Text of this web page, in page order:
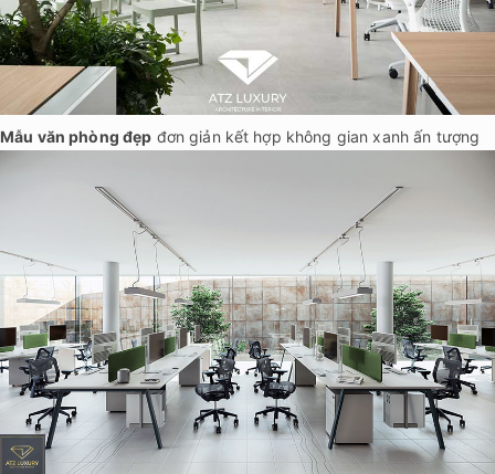
Mẫu văn phòng đẹp đơn giản kết hợp không gian xanh ấn tượng